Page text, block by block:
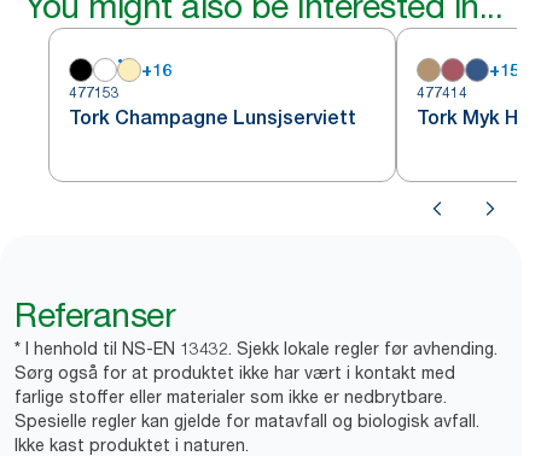
+16
477153
Tork Champagne Lunsjserviett
+15
477414
Tork Myk
Referanser
* I henhold til NS-EN 13432. Sjekk lokale regler før avhending.
Sørg også for at produktet ikke har vært i kontakt med
farlige stoffer eller materialer som ikke er nedbrytbare.
Spesielle regler kan gjelde for matavfall og biologisk avfall.
Ikke kast produktet i naturen.